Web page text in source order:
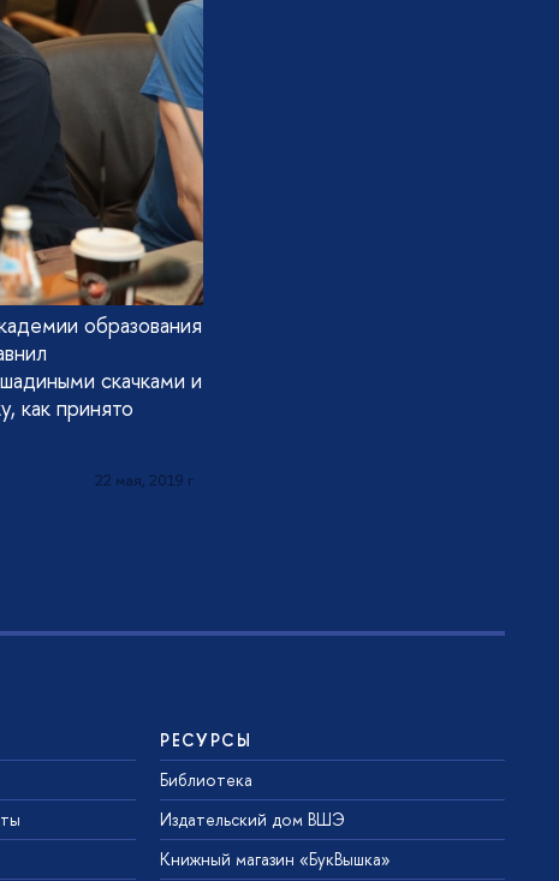
образования
скачками и
как принято
22 мая, 2019 г.
РЕСУРСЫ
Библиотека
Издательский дом ВШЭ
Книжный магазин «БукВышка»